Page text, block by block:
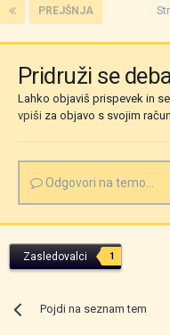
PREJŠNJA
Pridruži se
Lahko objaviš prispevek in
vpiši za objavo s svojim
Odgovori na temo...
Zasledovalci 1
Pojdi na seznam tem